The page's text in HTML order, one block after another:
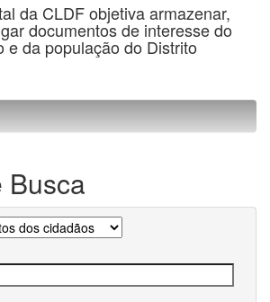
da CLDF objetiva armazenar,
documentos de interesse do
e da população do Distrito
Busca